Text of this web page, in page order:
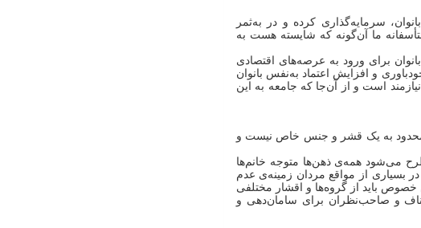
سرمایه‌گذاری کرده و در به‌ثمر
ما آن‌گونه که شایسته هست به
برای ورود به عرصه‌های اقتصادی
و افزایش اعتماد به‌نفس بانوان
است و از آن‌جا که جامعه به این
محدود به یک قشر و جنس خاص نیست و
می‌شود همه‌ی ذهن‌ها متوجه خانم‌ها
از مواقع مردان زمینه‌ی عدم
باید از گروه‌ها و اقشار مختلفی
و صاحب‌نظران برای سامان‌دهی و